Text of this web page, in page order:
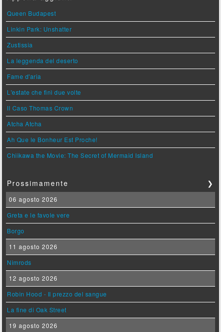
Queen Budapest
Linkin Park: Unshatter
Zustissia
La leggenda del deserto
Fame d'aria
L'estate che finì due volte
Il Caso Thomas Crown
Atcha Atcha
Ah Que le Bonheur Est Proche!
Chiikawa the Movie: The Secret of Mermaid Island
Prossimamente ❯
06 agosto 2026
Greta e le favole vere
Borgo
11 agosto 2026
Nimrods
12 agosto 2026
Robin Hood - Il prezzo del sangue
La fine di Oak Street
19 agosto 2026